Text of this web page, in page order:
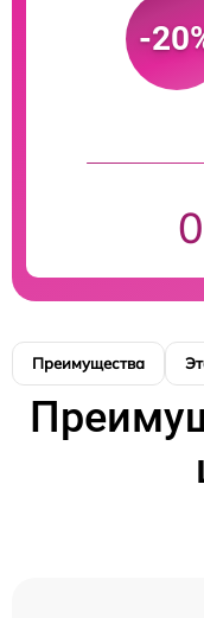
-
Преимущества